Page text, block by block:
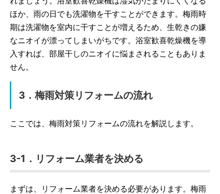
ほか、雨の日でも洗濯物を干すことができます。梅雨時
期は洗濯物を室内に干すことが増えるため、生乾きの嫌
なニオイが漂ってしまいがちです。浴室歓喜乾燥機を導
入すれば、部屋干しのニオイに悩まされることもありま
せん。
3．梅雨対策リフォームの流れ
ここでは、梅雨対策リフォームの流れを解説します。
3-1．リフォーム業者を決める
まずは、リフォーム業者を決める必要があります。梅雨